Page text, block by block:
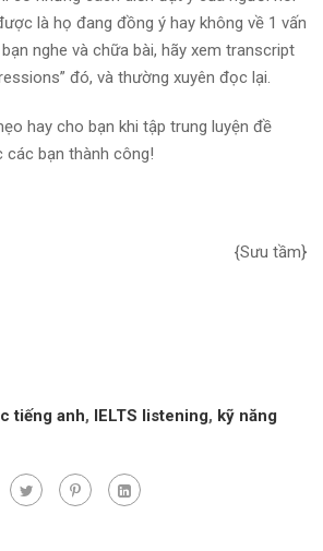
là họ đang đồng ý hay không về 1 vấn
nghe và chữa bài, hãy xem transcript
đó, và thường xuyên đọc lại.
hay cho bạn khi tập trung luyện đề
các bạn thành công!
{Sưu tầm}
tiếng anh, IELTS listening, kỹ năng